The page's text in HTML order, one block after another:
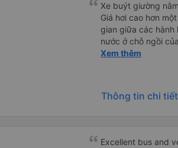
Xe buýt giường
Giá hơi cao hơn
gian giữa các hành
nước ở chỗ ngồi
ngồi mà bạn có thể
kết nối không phải
Xem thêm
Thông tin chi tiết
Excellent bus and